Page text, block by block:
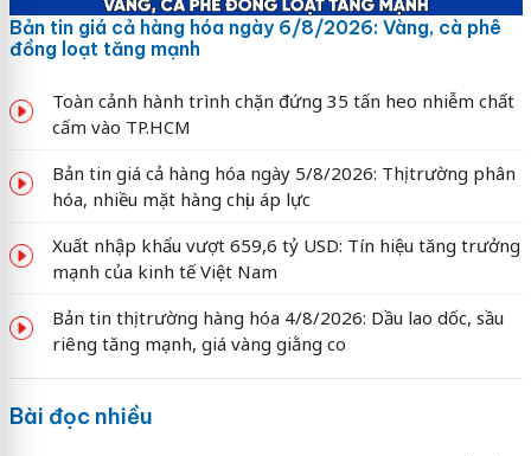
Bản tin giá cả hàng hóa ngày 6/8/2026: Vàng, cà phê
đồng loạt tăng mạnh
Toàn cảnh hành trình chặn đứng 35 tấn heo nhiễm chất
cấm vào TP.HCM
Bản tin giá cả hàng hóa ngày 5/8/2026: Thị trường phân
hóa, nhiều mặt hàng chịu áp lực
Xuất nhập khẩu vượt 659,6 tỷ USD: Tín hiệu tăng trưởng
mạnh của kinh tế Việt Nam
Bản tin thị trường hàng hóa 4/8/2026: Dầu lao dốc, sầu
riêng tăng mạnh, giá vàng giằng co
Bài đọc nhiều